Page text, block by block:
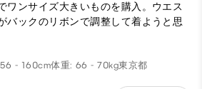
ワンサイズ大きいものを購入。ウエス
バックのリボンで調整して着ようと思
- 160cm体重: 66 - 70kg東京都